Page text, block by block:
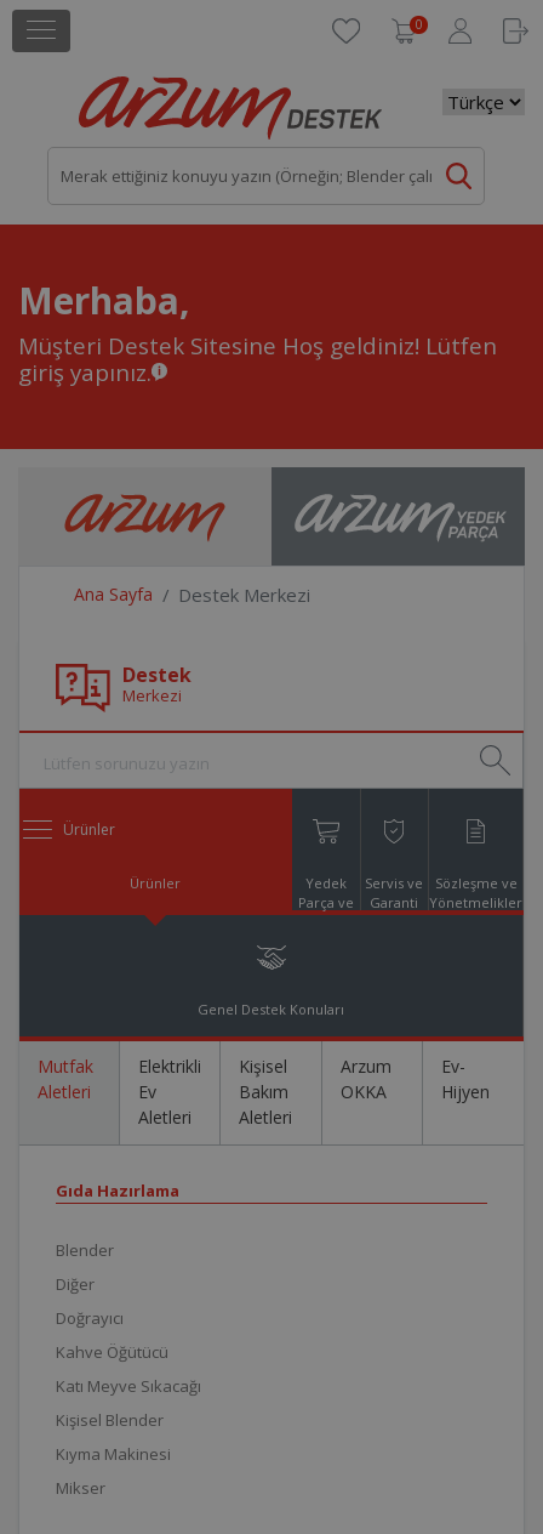
0
Merhaba,
Müşteri Destek Sitesine Hoş geldiniz! Lütfen
giriş yapınız.
Ana Sayfa Destek Merkezi
Destek
Merkezi
Ürünler
Ürünler
Yedek
Parça ve
Servis ve
Garanti
Sözleşme ve
Yönetmelikler
Genel Destek Konuları
Mutfak
Aletleri
Elektrikli
Ev
Aletleri
Kişisel
Bakım
Aletleri
Arzum
OKKA
Ev-
Hijyen
Gıda Hazırlama
Blender
Diğer
Doğrayıcı
Kahve Öğütücü
Katı Meyve Sıkacağı
Kişisel Blender
Kıyma Makinesi
Mikser